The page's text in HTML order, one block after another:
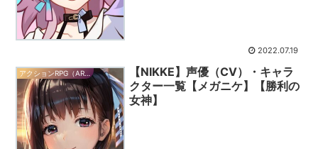
2022.07.19
【NIKKE】声優（CV）・キャラ
クター一覧【メガニケ】【勝利の
女神】